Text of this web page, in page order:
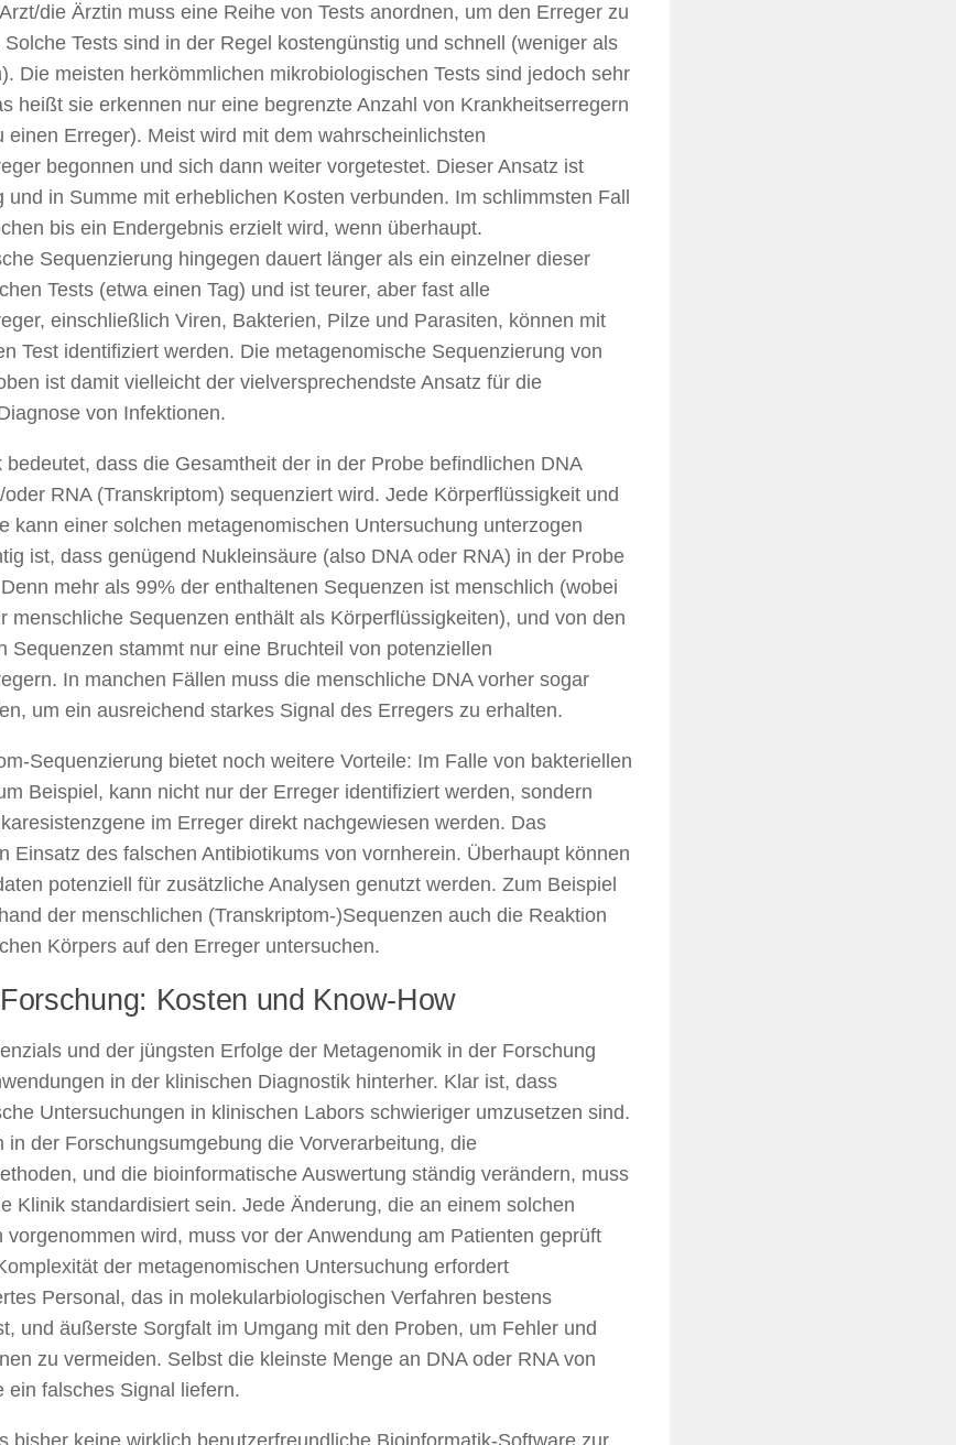
die Ärztin muss eine Reihe von Tests anordnen, um den Erreger zu
Tests sind in der Regel kostengünstig und schnell (weniger als
Die meisten herkömmlichen mikrobiologischen Tests sind jedoch sehr
heißt sie erkennen nur eine begrenzte Anzahl von Krankheitserregern
einen Erreger). Meist wird mit dem wahrscheinlichsten
begonnen und sich dann weiter vorgetestet. Dieser Ansatz ist
und in Summe mit erheblichen Kosten verbunden. Im schlimmsten Fall
bis ein Endergebnis erzielt wird, wenn überhaupt.
Sequenzierung hingegen dauert länger als ein einzelner dieser
Tests (etwa einen Tag) und ist teurer, aber fast alle
einschließlich Viren, Bakterien, Pilze und Parasiten, können mit
Test identifiziert werden. Die metagenomische Sequenzierung von
ist damit vielleicht der vielversprechendste Ansatz für die
von Infektionen.
bedeutet, dass die Gesamtheit der in der Probe befindlichen DNA
RNA (Transkriptom) sequenziert wird. Jede Körperflüssigkeit und
kann einer solchen metagenomischen Untersuchung unterzogen
ist, dass genügend Nukleinsäure (also DNA oder RNA) in der Probe
mehr als 99% der enthaltenen Sequenzen ist menschlich (wobei
menschliche Sequenzen enthält als Körperflüssigkeiten), und von den
Sequenzen stammt nur eine Bruchteil von potenziellen
In manchen Fällen muss die menschliche DNA vorher sogar
um ein ausreichend starkes Signal des Erregers zu erhalten.
Sequenzierung bietet noch weitere Vorteile: Im Falle von bakteriellen
Beispiel, kann nicht nur der Erreger identifiziert werden, sondern
im Erreger direkt nachgewiesen werden. Das
Einsatz des falschen Antibiotikums von vornherein. Überhaupt können
potenziell für zusätzliche Analysen genutzt werden. Zum Beispiel
der menschlichen (Transkriptom-)Sequenzen auch die Reaktion
Körpers auf den Erreger untersuchen.
Kosten und Know-How
und der jüngsten Erfolge der Metagenomik in der Forschung
in der klinischen Diagnostik hinterher. Klar ist, dass
Untersuchungen in klinischen Labors schwieriger umzusetzen sind.
in der Forschungsumgebung die Vorverarbeitung, die
und die bioinformatische Auswertung ständig verändern, muss
Klinik standardisiert sein. Jede Änderung, die an einem solchen
vorgenommen wird, muss vor der Anwendung am Patienten geprüft
der metagenomischen Untersuchung erfordert
Personal, das in molekularbiologischen Verfahren bestens
und äußerste Sorgfalt im Umgang mit den Proben, um Fehler und
zu vermeiden. Selbst die kleinste Menge an DNA oder RNA von
ein falsches Signal liefern.